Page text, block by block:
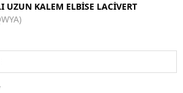
UZUN KALEM ELBİSE LACİVERT